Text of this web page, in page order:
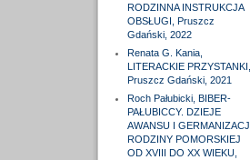
RODZINNA INSTRUKCJA
OBSŁUGI, Pruszcz
Gdański, 2022
Renata G. Kania,
LITERACKIE PRZYSTANKI,
Pruszcz Gdański, 2021
Roch Pałubicki, BIBER-
PAŁUBICCY. DZIEJE
AWANSU I
RODZINY POMORSKIEJ
OD XVIII DO XX WIEKU,